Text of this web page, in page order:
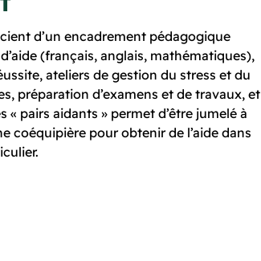
d’un encadrement pédagogique
(français, anglais, mathématiques),
ateliers de gestion du stress et du
préparation d’examens et de travaux, et
« pairs aidants » permet d’être jumelé à
coéquipière pour obtenir de l’aide dans